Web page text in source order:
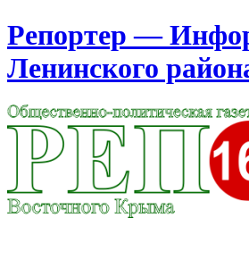
Репортер —
Ленинского